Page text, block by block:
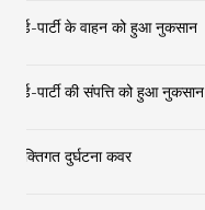
थर्ड-पार्टी के वाहन को हुआ नुकसान
थर्ड-पार्टी की संपत्ति को हुआ नुकसान
व्यक्तिगत दुर्घटना कवर